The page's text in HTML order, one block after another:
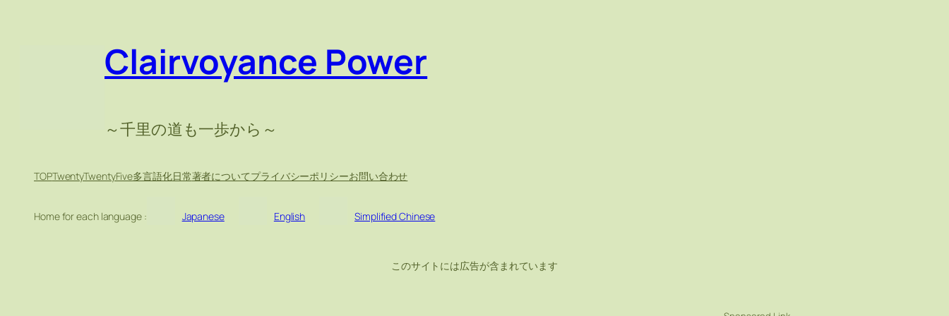
Clairvoyance Power
～千里の道も一歩から～
TOPTwentyTwentyFive多言語化日常著者についてプライバシーポリシーお問い合わせ
Home for each language : Japanese English Simplified Chinese
このサイトには広告が含まれています